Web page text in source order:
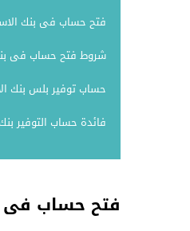
فتح حساب فى بنك
شروط فتح حساب فى
حساب توفير بلس بنك
فائدة حساب التوفير
فتح حساب فى